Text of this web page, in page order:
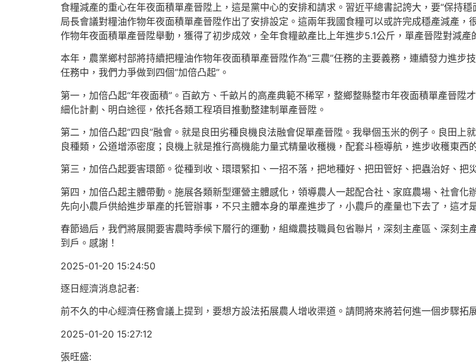
食糧減產的重心在年夜面積單產晉陞上，這是黨中心的安排和請求。習近平總書記誇大，要“保持
局長會議對糧油作物年夜面積單產晉陞作出了安排設定。這兩年我國食糧可以或許完成穩產減產
作物年夜面積單產晉陞舉動，獲得了初步成效，全年食糧畝產比上年進步5.1公斤，單產晉陞對減產
本年，農業鄉村部將持續把糧油作物年夜面積單產晉陞作為“三農”任務的主要義務，連續發力進步
任務中，我們力爭做到四個“加倍凸起”。
第一，加倍凸起“年夜面積”。百畝方、千畝片的高產典範不稀罕，整鄉整縣整市年夜面積單產晉陞
細化計劃、明白途徑，依托各類工程項目推動整建制單產晉陞。
第二，加倍凸起“四良”融會。就是良田劣種良機良法融會促單產晉陞。我舉個玉米的例子。良田
良種類，公道增添密度；良機上就是推行高機能力量式精量收穫機，配套斗極導航，進步收穫東西
第三，加倍凸起要害環節。從種到收、環環緊扣、一招不落，把地種好、把田管好、把蟲治好、把
第四，加倍凸起主體帶動。施展各類新型運營主體感化，領導農人一起配合社、家庭農場、社會
先向小農戶供給進步單產的托管辦事，不只主體本身的單產進步了，小農戶的產量也下去了，這才
春節過后，我們將展開要害農時季候下層行的運動，組織農技職員包省聯片，深刻主產區、深刻主
到戶。感謝！
2025-01-20 15:24:50
逐日經濟消息記者:
前不久的中心經濟任務會議上提到，要想方設法拓展農人增收渠道。請問將來將若何進一個步驟拓
2025-01-20 15:27:12
張旺盛: